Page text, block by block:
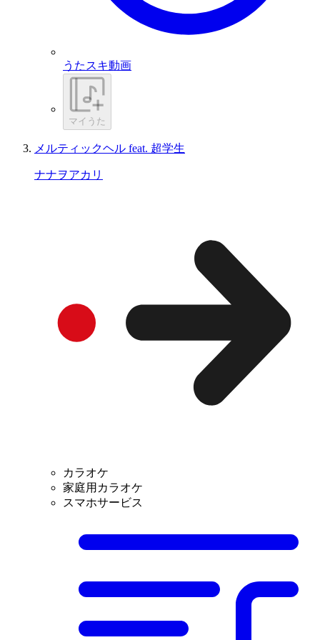
うたスキ動画
マイうた
メルティックヘル feat. 超学生
ナナヲアカリ
カラオケ
家庭用カラオケ
スマホサービス